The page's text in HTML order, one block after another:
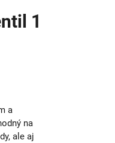
1
a
na
ale aj